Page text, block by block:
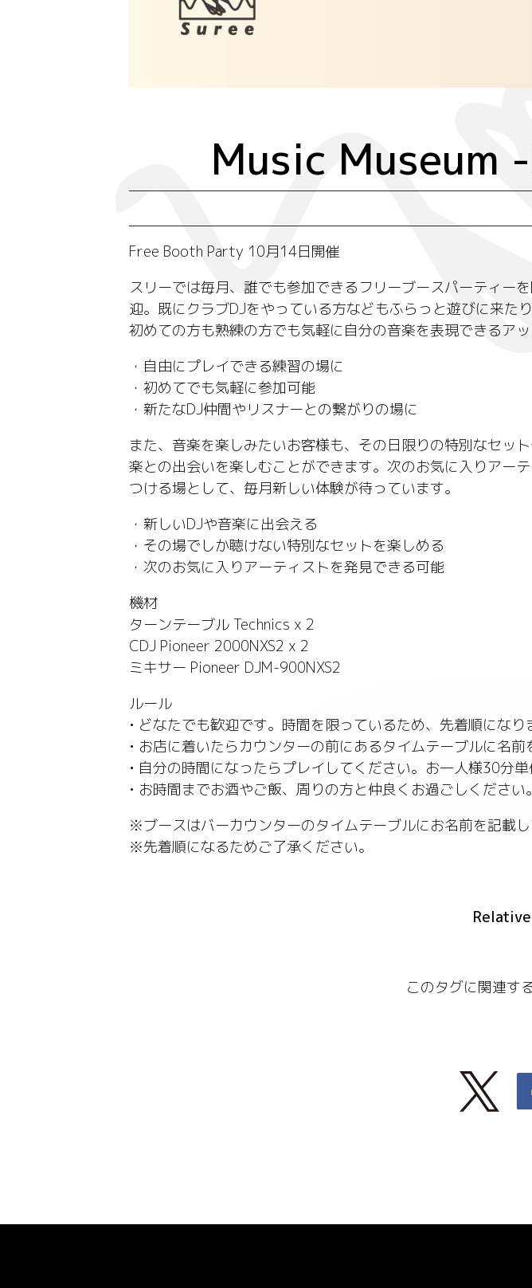
Music Museum
Free Booth Party 10月14日開催
スリーでは毎月、誰でも参加できるフリーブースパーティー
迎。既にクラブDJをやっている方などもふらっと遊びに来たり
初めての方も熟練の方でも気軽に自分の音楽を表現できるアッ
・自由にプレイできる練習の場に
・初めてでも気軽に参加可能
・新たなDJ仲間やリスナーとの繋がりの場に
また、音楽を楽しみたいお客様も、その日限りの特別なセッ
楽との出会いを楽しむことができます。次のお気に入りアー
つける場として、毎月新しい体験が待っています。
・新しいDJや音楽に出会える
・その場でしか聴けない特別なセットを楽しめる
・次のお気に入りアーティストを発見できる可能
機材
ターンテーブル Technics x 2
CDJ Pioneer 2000NXS2 x 2
ミキサー Pioneer DJM-900NXS2
ルール
• どなたでも歓迎です。時間を限っているため、先着順になり
• お店に着いたらカウンターの前にあるタイムテーブルに名前
• 自分の時間になったらプレイしてください。お一人様30分単
• お時間までお酒やご飯、周りの方と仲良くお過ごしください。
※ブースはバーカウンターのタイムテーブルにお名前を記載し
※先着順になるためご了承ください。
このタグに関連す